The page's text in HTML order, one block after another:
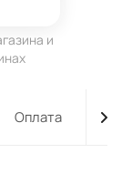
и
Оплата